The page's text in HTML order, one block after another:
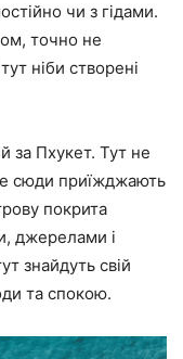
чи з гідами.
точно не
ніби створені
за Пхукет. Тут не
сюди приїжджають
покрита
джерелами і
знайдуть свій
та спокою.